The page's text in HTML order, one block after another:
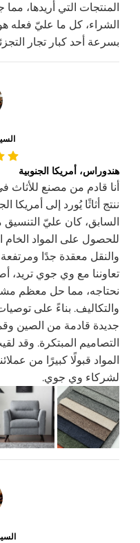
المنتجات التي أريدها،
الشراء، كل ما عليّ فعله
بسرعة أحد كبار تجار
هندوراس، أمريكا الجنوبية
أنا قادم من مصنع للأثاث
ننتج أثاثًا يُورد إلى أمريكا
السابق، كان عليّ
للحصول على المواد الخام
تعاوننا مع وي جوي تريد،
نحتاجه، مما حل معظم
والتكاليف. بناءً على
جديدة قادمة من الصين
التصاميم المبتكرة. وقد
المواد قبولًا كبيرًا من
لشركاء وي جوي.